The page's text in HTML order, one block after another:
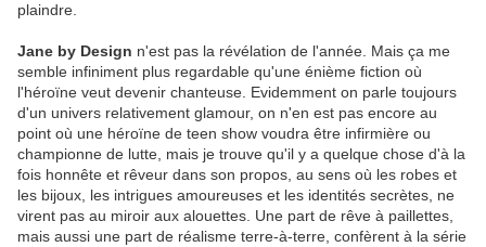
plaindre.
Jane by Design n'est pas la révélation de l'année. Mais ça me
semble infiniment plus regardable qu'une énième fiction où
l'héroïne veut devenir chanteuse. Evidemment on parle toujours
d'un univers relativement glamour, on n'en est pas encore au
point où une héroïne de teen show voudra être infirmière ou
championne de lutte, mais je trouve qu'il y a quelque chose d'à la
fois honnête et rêveur dans son propos, au sens où les robes et
les bijoux, les intrigues amoureuses et les identités secrètes, ne
virent pas au miroir aux alouettes. Une part de rêve à paillettes,
mais aussi une part de réalisme terre-à-terre, confèrent à la série